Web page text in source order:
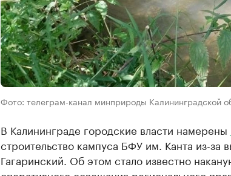
Фото: телеграм-канал минприроды Калининградской
В Калининграде городские власти намерены
строительство кампуса БФУ им. Канта из-за
Гагаринский. Об этом стало известно